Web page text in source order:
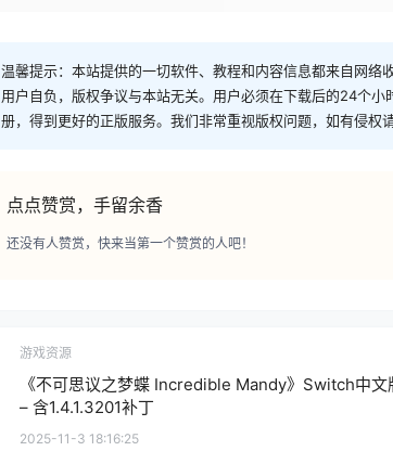
温馨提示：本站提供的一切软件、教程和内容信息都来自网
用户自负，版权争议与本站无关。用户必须在下载后的24个
册，得到更好的正版服务。我们非常重视版权问题，如有侵权
点点赞赏，手留余香
还没有人赞赏，快来当第一个赞赏的人吧！
游戏资源
《不可思议之梦蝶 Incredible Mandy》Switch中文
– 含1.4.1.3201补丁
2025-11-3 18:16:25